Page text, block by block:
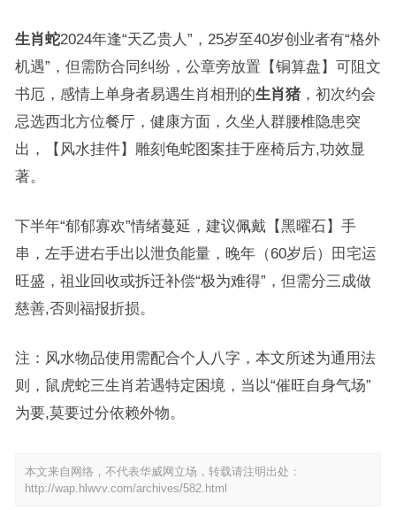
生肖蛇2024年逢“天乙贵人”，25岁至40岁创业者有“格外
机遇”，但需防合同纠纷，公章旁放置【铜算盘】可阻文
书厄，感情上单身者易遇生肖相刑的生肖猪，初次约会
忌选西北方位餐厅，健康方面，久坐人群腰椎隐患突
出，【风水挂件】雕刻龟蛇图案挂于座椅后方,功效显
著。
下半年“郁郁寡欢”情绪蔓延，建议佩戴【黑曜石】手
串，左手进右手出以泄负能量，晚年（60岁后）田宅运
旺盛，祖业回收或拆迁补偿“极为难得”，但需分三成做
慈善,否则福报折损。
注：风水物品使用需配合个人八字，本文所述为通用法
则，鼠虎蛇三生肖若遇特定困境，当以“催旺自身气场”
为要,莫要过分依赖外物。
本文来自网络，不代表华威网立场，转载请注明出处：
http://wap.hlwvv.com/archives/582.html